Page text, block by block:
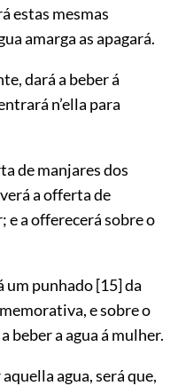
estas mesmas
amarga as apagará.
dará a beber á
n’ella para
de manjares dos
a offerta de
e a offerecerá sobre o
um punhado[15]da
e sobre o
beber a agua á mulher.
agua, será que,